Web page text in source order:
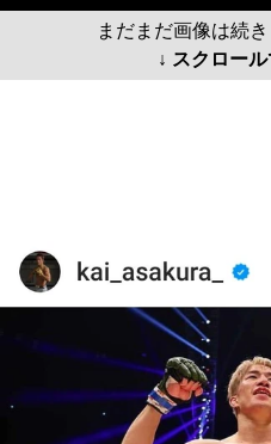
まだまだ画像は続
↓ スクロー